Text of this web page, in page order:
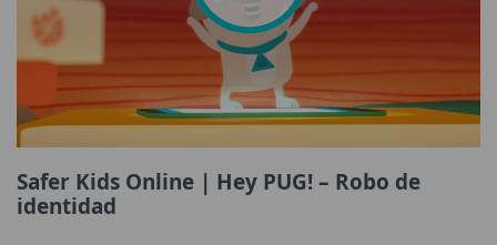
Safer Kids Online | Hey PUG! – Robo de
identidad